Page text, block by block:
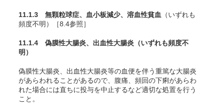
11.1.3 無顆粒球症、血小板減少、溶血性貧血
（いずれも
頻度不明）［8.4参照］
11.1.4 偽膜性大腸炎、出血性大腸炎 （いずれも頻度不
明）
偽膜性大腸炎、出血性大腸炎等の血便を伴う重篤な大腸炎
があらわれることがあるので、腹痛、頻回の下痢があらわ
れた場合には直ちに投与を中止するなど適切な処置を行う
こと。